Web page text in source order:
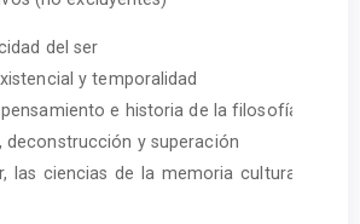
del ser
y temporalidad
e historia de la filosofía
deconstrucción y superación
las ciencias de la memoria cultural y la